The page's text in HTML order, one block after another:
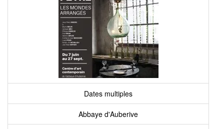
Dates multiples
Abbaye d'Auberive